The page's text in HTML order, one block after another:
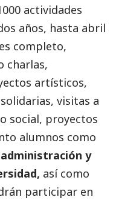
actividades
años, hasta abril
completo,
charlas,
artísticos,
visitas a
social, proyectos
alumnos como
y
así como
participar en